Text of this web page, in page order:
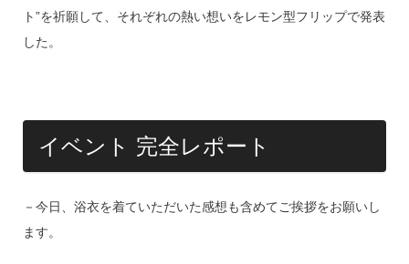
ト”を祈願して、それぞれの熱い想いをレモン型フリップで発表
した。
イベント 完全レポート
－今日、浴衣を着ていただいた感想も含めてご挨拶をお願いし
ます。